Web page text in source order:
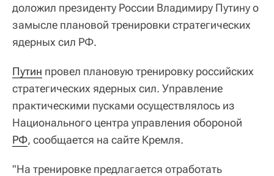
доложил президенту России Владимиру Путину о
замысле плановой тренировки стратегических
ядерных сил РФ.
Путин провел плановую тренировку российских
стратегических ядерных сил. Управление
практическими пусками осуществлялось из
Национального центра управления обороной
РФ, сообщается на сайте Кремля.
"На тренировке предлагается отработать